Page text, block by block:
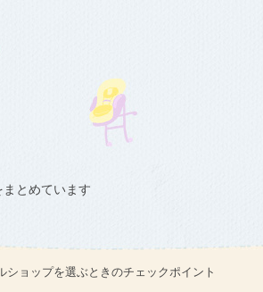
とめています
ショップを選ぶときのチェックポイント